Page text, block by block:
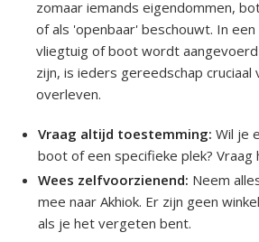
zomaar iemands eigendommen,
of als 'openbaar' beschouwt. In
vliegtuig of boot wordt
zijn, is ieders gereedschap cruciaal
overleven.
Vraag altijd toestemming: Wil je
boot of een specifieke plek?
Wees zelfvoorzienend: Neem
mee naar Akhiok. Er zijn geen
als je het vergeten bent.